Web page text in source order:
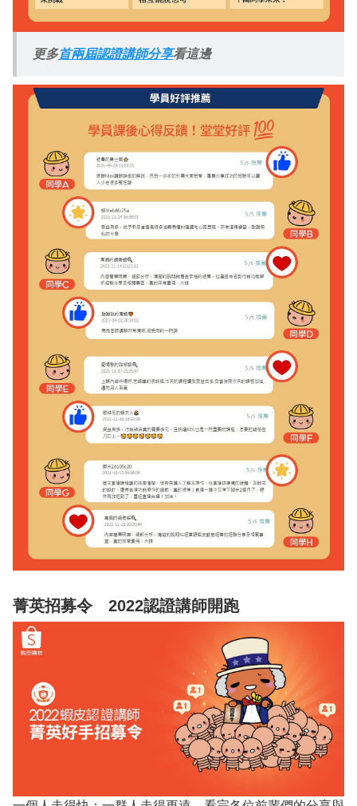
更多首兩屆認證講師分享看這邊
菁英招募令 2022認證講師開跑